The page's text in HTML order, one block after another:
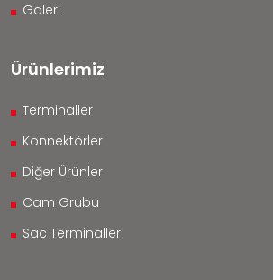
Galeri
Ürünlerimiz
Terminaller
Konnektörler
Diğer Ürünler
Cam Grubu
Sac Terminaller